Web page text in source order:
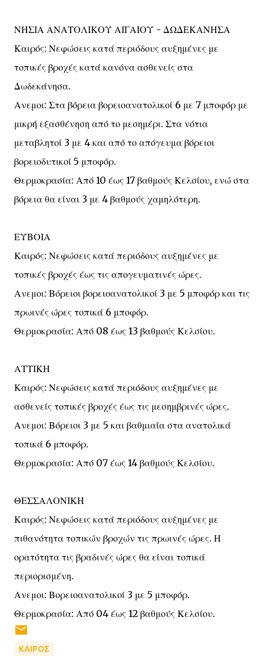
ΝΗΣΙΑ ΑΝΑΤΟΛΙΚΟΥ ΑΙΓΑΙΟΥ - ΔΩΔΕΚΑΝΗΣΑ
Καιρός: Νεφώσεις κατά περιόδους αυξημένες με
τοπικές βροχές κατά κανόνα ασθενείς στα
Δωδεκάνησα.
Ανεμοι: Στα βόρεια βορειοανατολικοί 6 με 7 μποφόρ με
μικρή εξασθένηση από το μεσημέρι. Στα νότια
μεταβλητοί 3 με 4 και από το απόγευμα βόρειοι
βορειοδυτικοί 5 μποφόρ.
Θερμοκρασία: Από 10 έως 17 βαθμούς Κελσίου, ενώ στα
βόρεια θα είναι 3 με 4 βαθμούς χαμηλότερη.
ΕΥΒΟΙΑ
Καιρός: Νεφώσεις κατά περιόδους αυξημένες με
τοπικές βροχές έως τις απογευματινές ώρες.
Ανεμοι: Βόρειοι βορειοανατολικοί 3 με 5 μποφόρ και τις
πρωινές ώρες τοπικά 6 μποφόρ.
Θερμοκρασία: Από 08 έως 13 βαθμούς Κελσίου.
ΑΤΤΙΚΗ
Καιρός: Νεφώσεις κατά περιόδους αυξημένες με
ασθενείς τοπικές βροχές έως τις μεσημβρινές ώρες.
Ανεμοι: Βόρειοι 3 με 5 και βαθμιαία στα ανατολικά
τοπικά 6 μποφόρ.
Θερμοκρασία: Από 07 έως 14 βαθμούς Κελσίου.
ΘΕΣΣΑΛΟΝΙΚΗ
Καιρός: Νεφώσεις κατά περιόδους αυξημένες με
πιθανότητα τοπικών βροχών τις πρωινές ώρες. Η
ορατότητα τις βραδινές ώρες θα είναι τοπικά
περιορισμένη.
Ανεμοι: Βορειοανατολικοί 3 με 5 μποφόρ.
Θερμοκρασία: Από 04 έως 12 βαθμούς Κελσίου.
ΚΑΙΡΟΣ